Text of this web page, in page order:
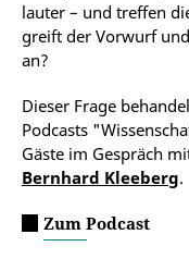
lauter – und treffen
greift der Vorwurf
an?
Dieser Frage
Podcasts
Gäste im Gespräch
Bernhard Kleeberg.
Zum Podcast